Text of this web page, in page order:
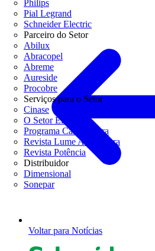
Philips
Pial Legrand
Schneider Electric
Parceiro do Setor
Abilux
Abracopel
Abreme
Aureside
Procobre
Serviços para o Setor
Cinase
O Setor Elétrico
Programa Casa Segura
Revista Lume Arquitetura
Revista Potência
Distribuidor
Dimensional
Sonepar
Voltar para Notícias